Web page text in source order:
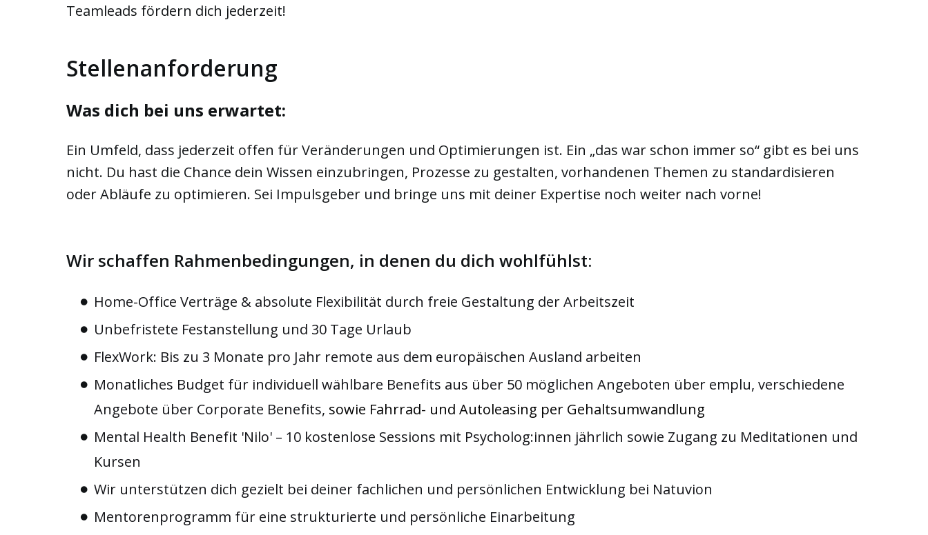
Teamleads fördern dich jederzeit!
Stellenanforderung
Was dich bei uns erwartet:
Ein Umfeld, dass jederzeit offen für Veränderungen und Optimierungen ist. Ein „das war schon immer so“ gibt es bei uns
nicht. Du hast die Chance dein Wissen einzubringen, Prozesse zu gestalten, vorhandenen Themen zu standardisieren
oder Abläufe zu optimieren. Sei Impulsgeber und bringe uns mit deiner Expertise noch weiter nach vorne!
Wir schaffen Rahmenbedingungen, in denen du dich wohlfühlst:
Home-Office Verträge & absolute Flexibilität durch freie Gestaltung der Arbeitszeit
Unbefristete Festanstellung und 30 Tage Urlaub
FlexWork: Bis zu 3 Monate pro Jahr remote aus dem europäischen Ausland arbeiten
Monatliches Budget für individuell wählbare Benefits aus über 50 möglichen Angeboten über emplu, verschiedene
Angebote über Corporate Benefits, sowie Fahrrad- und Autoleasing per Gehaltsumwandlung
Mental Health Benefit 'Nilo' – 10 kostenlose Sessions mit Psycholog:innen jährlich sowie Zugang zu Meditationen und
Kursen
Wir unterstützen dich gezielt bei deiner fachlichen und persönlichen Entwicklung bei Natuvion
Mentorenprogramm für eine strukturierte und persönliche Einarbeitung